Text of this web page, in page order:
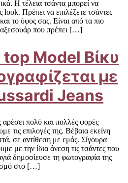
Η τέλεια τσάντα μπορεί να
Πρέπει να επιλέξετε τσάντες
το ύφος σας. Είναι από τα πιο
αξεσουάρ που πρέπει […]
Model Βίκυ
με
Jeans
πολύ και πολλές φορές
τις επιλογές της. Βέβαια εκείνη
σε αντίθεση με εμάς. Σίγουρα
με την ίδια άνεση τις τσάντες που
δημοσίευσε τη φωτογραφία της
στο […]